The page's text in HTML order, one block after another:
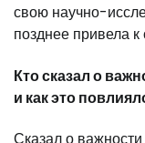
свою научно-
позднее привела
Кто сказал о
и как это